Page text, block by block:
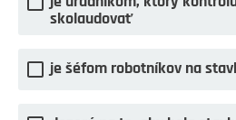
skolaudovať
je šéfom robotníkov na